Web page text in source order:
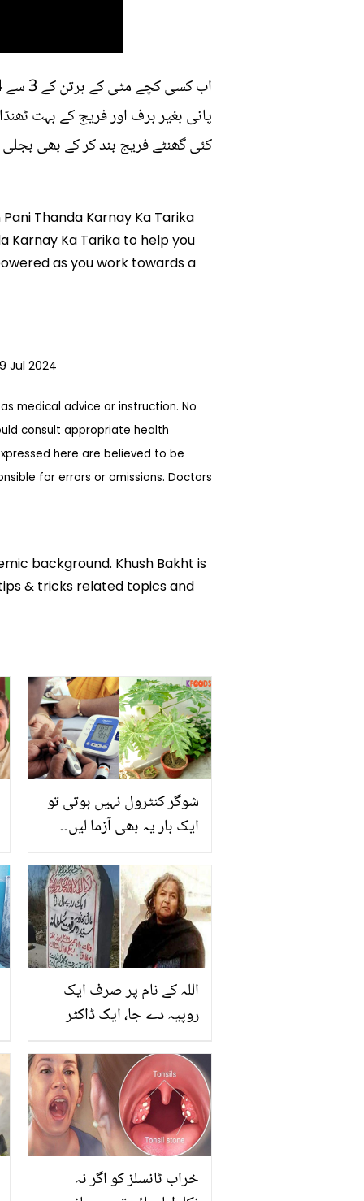
پانی بغیر برف اور فریج کے بہت
کئی گھنٹے فریج بند کر کے بھی
Thanda Karnay Ka Tarika
Karnay Ka Tarika to help you
as you work towards a
Jul 2024
medical advice or instruction. No
consult appropriate health
here are believed to be
for errors or omissions. Doctors
background. Khush Bakht is
& tricks related topics and
شوگر کنٹرول نہیں ہوتی تو
ایک بار یہ بھی آزما لیں۔۔
استعمال جس سے ہو آپ کی
بڑی مشکل آسان
اللہ کے نام پر صرف ایک
روپیہ دے جا، ایک ڈاکٹر
صرف ایک روپیہ مانگتی
رہی جب انتقال ہوا تو پورا
شہر سوگ میں بند ہوگیا
خراب ٹانسلز کو اگر نہ